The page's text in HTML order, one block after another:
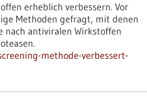
erheblich verbessern. Vor
Methoden gefragt, mit denen
nach antiviralen Wirkstoffen
methode-verbessert-